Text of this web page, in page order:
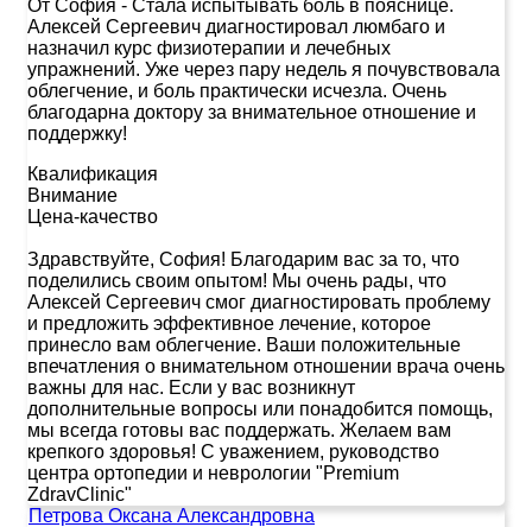
От София - Стала испытывать боль в пояснице.
Алексей Сергеевич диагностировал люмбаго и
назначил курс физиотерапии и лечебных
упражнений. Уже через пару недель я почувствовала
облегчение, и боль практически исчезла. Очень
благодарна доктору за внимательное отношение и
поддержку!
Квалификация
Внимание
Цена-качество
Здравствуйте, София! Благодарим вас за то, что
поделились своим опытом! Мы очень рады, что
Алексей Сергеевич смог диагностировать проблему
и предложить эффективное лечение, которое
принесло вам облегчение. Ваши положительные
впечатления о внимательном отношении врача очень
важны для нас. Если у вас возникнут
дополнительные вопросы или понадобится помощь,
мы всегда готовы вас поддержать. Желаем вам
крепкого здоровья! С уважением, руководство
центра ортопедии и неврологии "Premium
ZdravClinic"
Петрова Оксана Александровна